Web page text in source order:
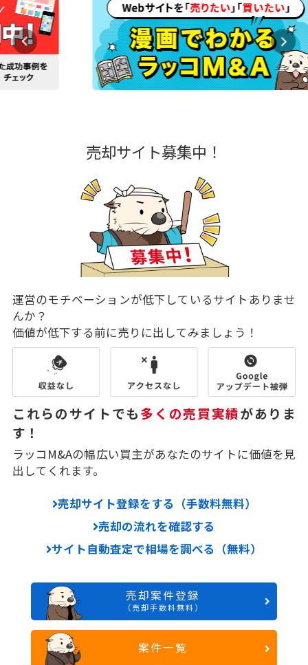
売却サイト募集中！
運営のモチベーションが低下しているサイトありませ
んか？
価値が低下する前に売りに出してみましょう！
これらのサイトでも多くの売買実績がありま
す！
ラッコM&Aの幅広い買主があなたのサイトに価値を見
出してくれます。
売却サイト登録をする（手数料無料）
売却の流れを確認する
サイト自動査定で相場を調べる（無料）
売却案件登録
（売却手数料無料）
案件一覧